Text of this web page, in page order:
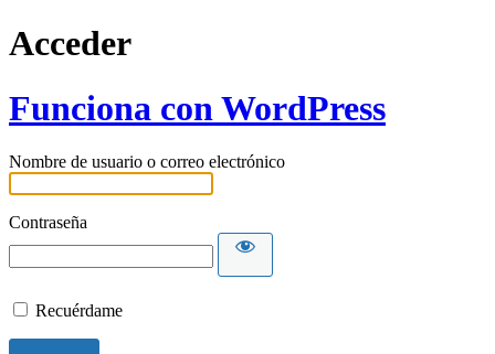
Acceder
Funciona con WordPress
Nombre de usuario o correo electrónico
Contraseña
Recuérdame